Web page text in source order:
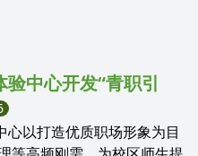
中心开发“青职引
以打造优质职场形象为目